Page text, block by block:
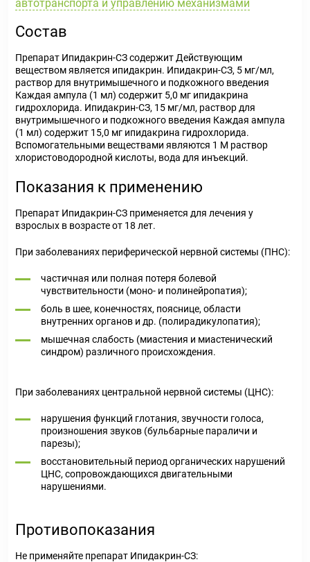
автотранспорта и управлению механизмами
Состав
Препарат Ипидакрин-СЗ содержит Действующим
веществом является ипидакрин. Ипидакрин-СЗ, 5 мг/мл,
раствор для внутримышечного и подкожного введения
Каждая ампула (1 мл) содержит 5,0 мг ипидакрина
гидрохлорида. Ипидакрин-СЗ, 15 мг/мл, раствор для
внутримышечного и подкожного введения Каждая ампула
(1 мл) содержит 15,0 мг ипидакрина гидрохлорида.
Вспомогательными веществами являются 1 М раствор
хлористоводородной кислоты, вода для инъекций.
Показания к применению
Препарат Ипидакрин-СЗ применяется для лечения у
взрослых в возрасте от 18 лет.
При заболеваниях периферической нервной системы (ПНС):
частичная или полная потеря болевой
чувствительности (моно- и полинейропатия);
боль в шее, конечностях, пояснице, области
внутренних органов и др. (полирадикулопатия);
мышечная слабость (миастения и миастенический
синдром) различного происхождения.
При заболеваниях центральной нервной системы (ЦНС):
нарушения функций глотания, звучности голоса,
произношения звуков (бульбарные параличи и
парезы);
восстановительный период органических нарушений
ЦНС, сопровождающихся двигательными
нарушениями.
Противопоказания
Не применяйте препарат Ипидакрин-СЗ: